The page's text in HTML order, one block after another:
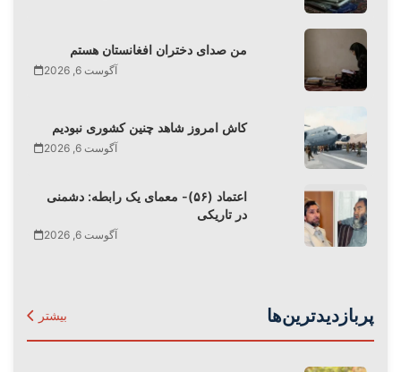
من صدای دختران افغانستان هستم
آگوست 6, 2026
کاش امروز شاهد چنین کشوری نبودیم
آگوست 6, 2026
اعتماد (۵۶)- معمای یک رابطه: دشمنی
در تاریکی
آگوست 6, 2026
پربازدیدترین‌ها بیشتر